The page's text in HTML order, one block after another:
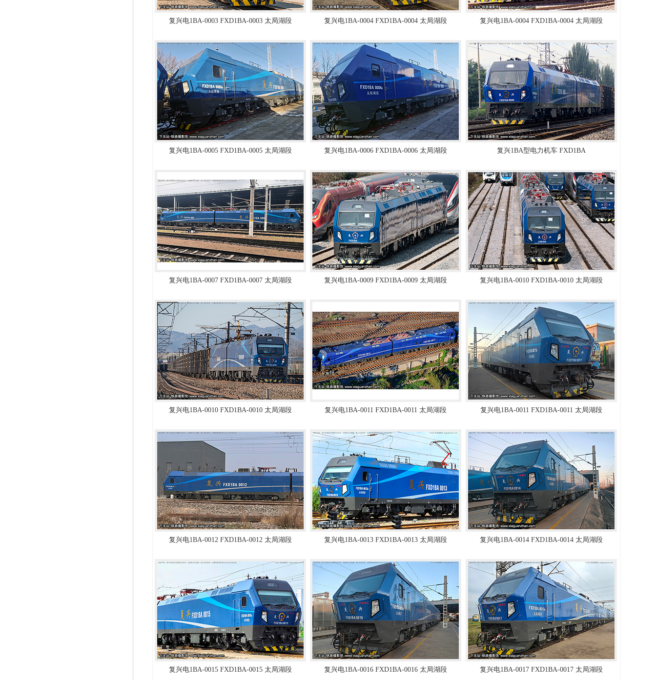
复兴电1BA-0003 FXD1BA-0003 太局湖段 复兴电1BA-0004 FXD1BA-0004 太局湖段 复兴电1BA-0004 FXD1BA-0004 太局湖段
复兴电1BA-0005 FXD1BA-0005 太局湖段 复兴电1BA-0006 FXD1BA-0006 太局湖段 复兴1BA型电力机车 FXD1BA
复兴电1BA-0007 FXD1BA-0007 太局湖段 复兴电1BA-0009 FXD1BA-0009 太局湖段 复兴电1BA-0010 FXD1BA-0010 太局湖段
复兴电1BA-0010 FXD1BA-0010 太局湖段 复兴电1BA-0011 FXD1BA-0011 太局湖段 复兴电1BA-0011 FXD1BA-0011 太局湖段
复兴电1BA-0012 FXD1BA-0012 太局湖段 复兴电1BA-0013 FXD1BA-0013 太局湖段 复兴电1BA-0014 FXD1BA-0014 太局湖段
复兴电1BA-0015 FXD1BA-0015 太局湖段 复兴电1BA-0016 FXD1BA-0016 太局湖段 复兴电1BA-0017 FXD1BA-0017 太局湖段